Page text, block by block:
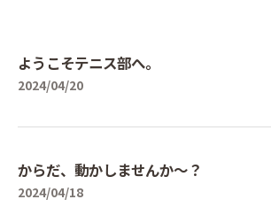
ようこそテニス部へ。
2024/04/20
からだ、動かしませんか〜？
2024/04/18